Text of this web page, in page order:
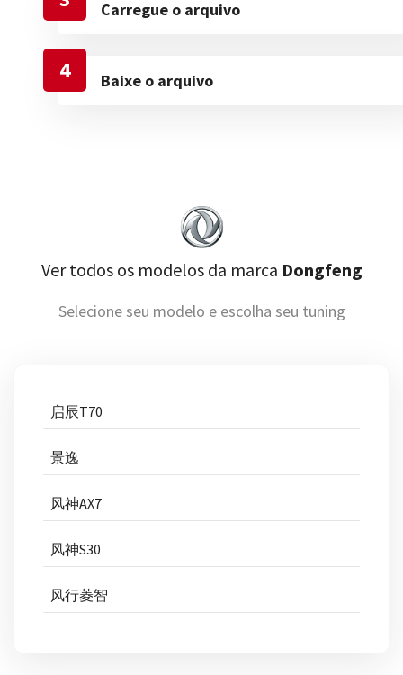
Carregue o arquivo
4 Baixe o arquivo
Ver todos os modelos da marca Dongfeng
Selecione seu modelo e escolha seu tuning
启辰T70
景逸
风神AX7
风神S30
风行菱智